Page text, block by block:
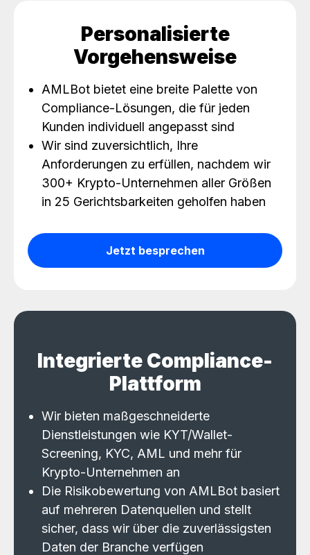
Personalisierte
Vorgehensweise
AMLBot bietet eine breite Palette von
Compliance-Lösungen, die für jeden
Kunden individuell angepasst sind
Wir sind zuversichtlich, Ihre
Anforderungen zu erfüllen, nachdem wir
300+ Krypto-Unternehmen aller Größen
in 25 Gerichtsbarkeiten geholfen haben
Jetzt besprechen
Integrierte Compliance-
Plattform
Wir bieten maßgeschneiderte
Dienstleistungen wie KYT/Wallet-
Screening, KYC, AML und mehr für
Krypto-Unternehmen an
Die Risikobewertung von AMLBot basiert
auf mehreren Datenquellen und stellt
sicher, dass wir über die zuverlässigsten
Daten der Branche verfügen